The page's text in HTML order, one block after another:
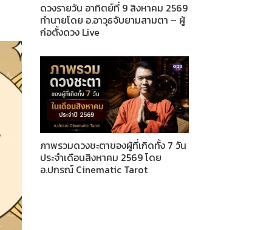
ดวงรายวัน อาทิตย์ที่ 9 สิงหาคม 2569
ทำนายโดย อ.อาวุธจับยามสามตา – ผู้
ก่อตั้งดวง Live
ภาพรวมดวงชะตาของผู้ที่เกิดทั้ง 7 วัน
ประจำเดือนสิงหาคม 2569 โดย
อ.ปกรณ์ Cinematic Tarot